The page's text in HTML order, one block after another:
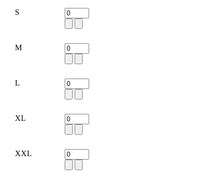
S
M
L
XL
XXL